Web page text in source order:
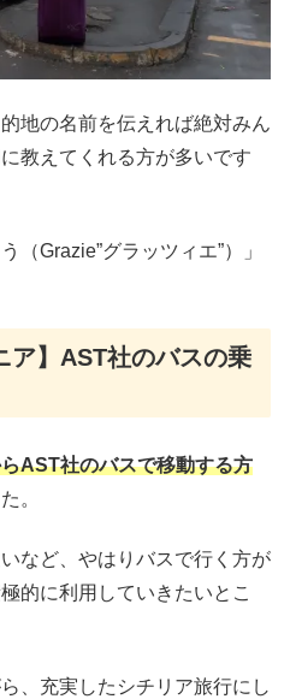
地の名前を伝えれば絶対みん
教えてくれる方が多いです
（Grazie”グラッツィエ”）」
ア】AST社のバスの乗
AST社のバスで移動する方
。
など、やはりバスで行く方が
的に利用していきたいとこ
、充実したシチリア旅行にし